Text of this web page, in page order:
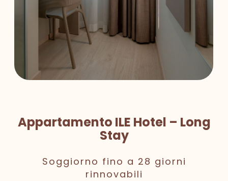
Appartamento ILE Hotel – Long
Stay
Soggiorno fino a 28 giorni
rinnovabili